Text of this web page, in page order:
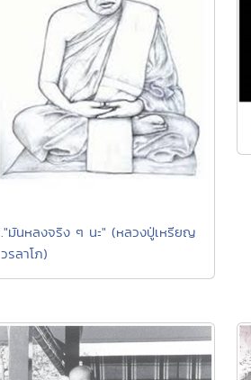
."มันหลงจริง ๆ นะ" (หลวงปู่เหรียญ
วรลาโภ)